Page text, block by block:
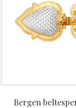
Bergen